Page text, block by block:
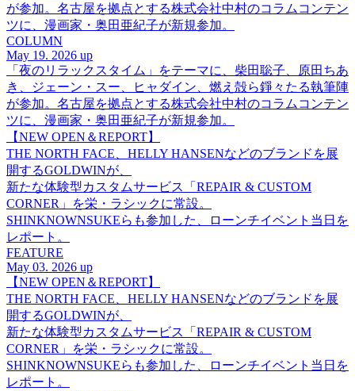
が参加。名古屋を拠点とする株式会社中村のコラムコンテン
ツに、漫画家・奥田亜紀子が新規参加。
COLUMN
May 19. 2026 up
「夜のリラックスタイム」をテーマに、柴田聡子、原田ちあ
き、ジェーン・スー、ヒャダイン、燃え殻ら錚々たる執筆陣
が参加。名古屋を拠点とする株式会社中村のコラムコンテン
ツに、漫画家・奥田亜紀子が新規参加。
【NEW OPEN＆REPORT】
THE NORTH FACE、HELLY HANSENなどのブランドを展
開するGOLDWINが、
新たな体験型カスタムサービス「REPAIR & CUSTOM
CORNER」を栄・ラシックに常設。
SHINKNOWNSUKEらも参加した、ローンチイベント当日を
レポート。
FEATURE
May 03. 2026 up
【NEW OPEN＆REPORT】
THE NORTH FACE、HELLY HANSENなどのブランドを展
開するGOLDWINが、
新たな体験型カスタムサービス「REPAIR & CUSTOM
CORNER」を栄・ラシックに常設。
SHINKNOWNSUKEらも参加した、ローンチイベント当日を
レポート。